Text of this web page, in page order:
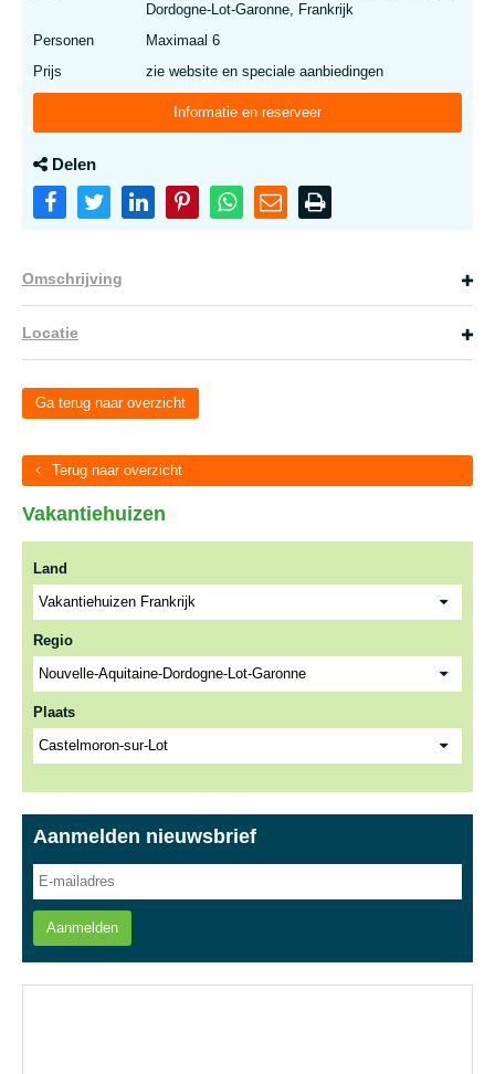
Dordogne-Lot-Garonne, Frankrijk
Personen
Maximaal 6
Prijs
zie website en speciale aanbiedingen
Informatie en reserveer
Delen
Omschrijving
Locatie
Ga terug naar overzicht
Terug naar overzicht
Vakantiehuizen
Land
Regio
Plaats
Aanmelden nieuwsbrief
Aanmelden